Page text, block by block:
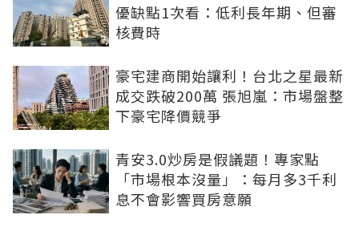
優缺點1次看：低利長年期、但審
核費時
豪宅建商開始讓利！台北之星最新
成交跌破200萬 張旭嵐：市場盤整
下豪宅降價競爭
青安3.0炒房是假議題！專家點
「市場根本沒量」：每月多3千利
息不會影響買房意願